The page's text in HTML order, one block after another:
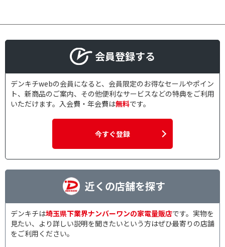
会員登録する
デンキチwebの会員になると、会員限定のお得なセールやポイン
ト、新商品のご案内、その他便利なサービスなどの特典をご利用
いただけます。入会費・年会費は無料です。
今すぐ登録
近くの店舗を探す
デンキチは埼玉県下業界ナンバーワンの家電量販店です。実物を
見たい、より詳しい説明を聞きたいという方はぜひ最寄りの店舗
をご利用ください。